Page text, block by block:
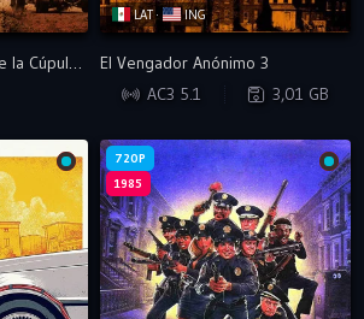
Mad Max 3: Más Allá de la Cúpula del Trueno
LAT · ING
WEB-DL
El Vengador Anónimo 3
AC3 5.1
3,01 GB
720P
1985